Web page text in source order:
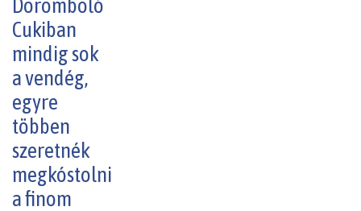
Doromboló
Cukiban
mindig sok
a vendég,
egyre
többen
szeretnék
megkóstolni
a finom